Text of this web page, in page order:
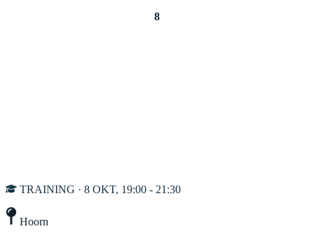
8
TRAINING · 8 OKT, 19:00 - 21:30
Hoorn